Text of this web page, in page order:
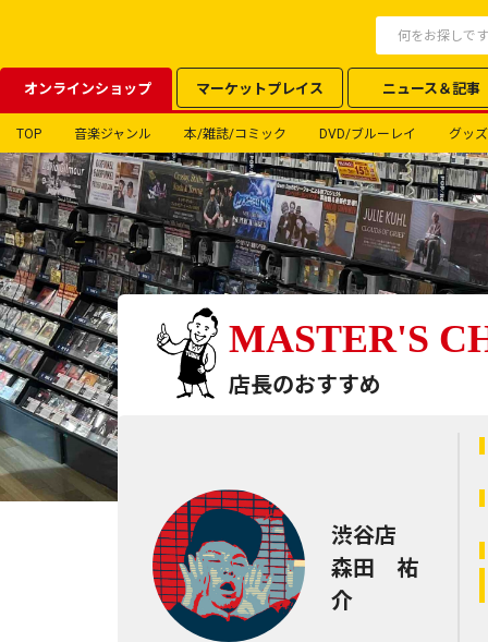
オンラインショップ マーケットプレイス ニュース＆記事
TOP 音楽ジャンル 本/雑誌/コミック DVD/ブルーレイ グッズ
MASTER'S
店長のおすすめ
渋谷店
森田 祐
介